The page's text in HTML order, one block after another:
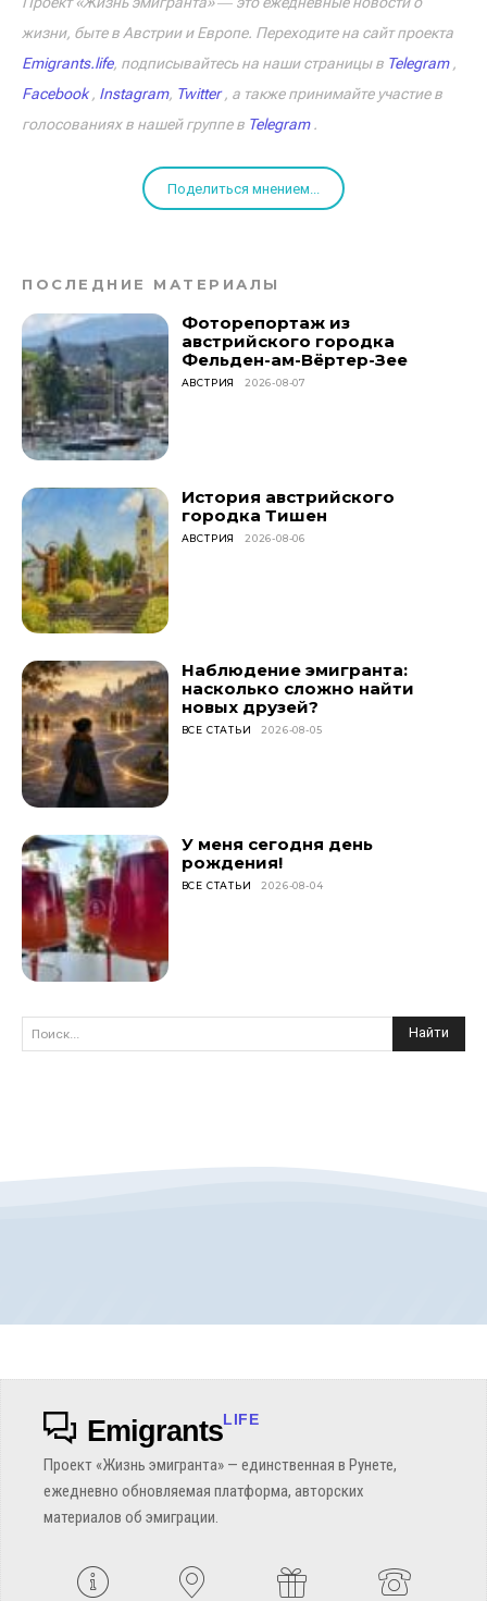
жизни, быте в Австрии и Европе. Переходите на сайт проекта
Emigrants.life, подписывайтесь на наши страницы в Telegram,
Facebook, Instagram, Twitter, а также принимайте участие в
голосованиях в нашей группе в Telegram.
Поделиться мнением...
ПОСЛЕДНИЕ МАТЕРИАЛЫ
Фоторепортаж из
австрийского городка
Фельден-ам-Вёртер-Зее
АВСТРИЯ 2026-08-07
История австрийского
городка Тишен
АВСТРИЯ 2026-08-06
Наблюдение эмигранта:
насколько сложно найти
новых друзей?
ВСЕ СТАТЬИ 2026-08-05
У меня сегодня день
рождения!
ВСЕ СТАТЬИ 2026-08-04
Поиск... Найти
EmigrantsLIFE
Проект «Жизнь эмигранта» — единственная в Рунете,
ежедневно обновляемая платформа, авторских
материалов об эмиграции.